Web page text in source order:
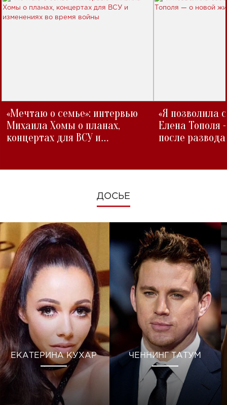
«Мечтаю о семье»: интервью
Михаила Хомы о планах,
концертах для ВСУ и
«Я позволила
Елена Тополя
после развода
ДОСЬЕ
ЕКАТЕРИНА КУХАР ЧЕННИНГ ТАТУМ